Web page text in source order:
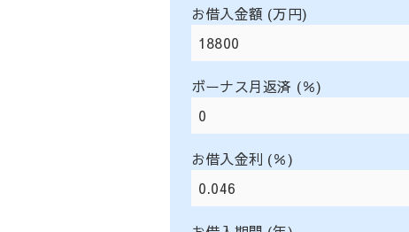
お借入金額 (万円)
ボーナス月返済 (％)
お借入金利 (％)